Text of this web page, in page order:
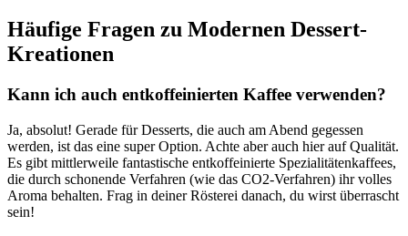
Häufige Fragen zu Modernen Dessert-
Kreationen
Kann ich auch entkoffeinierten Kaffee verwenden?
Ja, absolut! Gerade für Desserts, die auch am Abend gegessen
werden, ist das eine super Option. Achte aber auch hier auf Qualität.
Es gibt mittlerweile fantastische entkoffeinierte Spezialitätenkaffees,
die durch schonende Verfahren (wie das CO2-Verfahren) ihr volles
Aroma behalten. Frag in deiner Rösterei danach, du wirst überrascht
sein!